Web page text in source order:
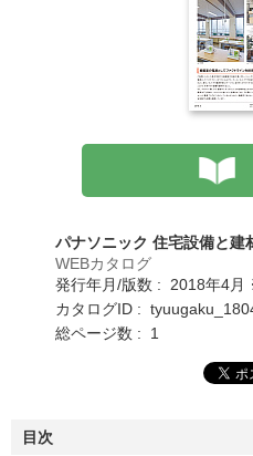
パナソニック 住宅設備と建
WEBカタログ
発行年月/版数 : 2018年4月
カタログID :
総ページ数 : 1
目次